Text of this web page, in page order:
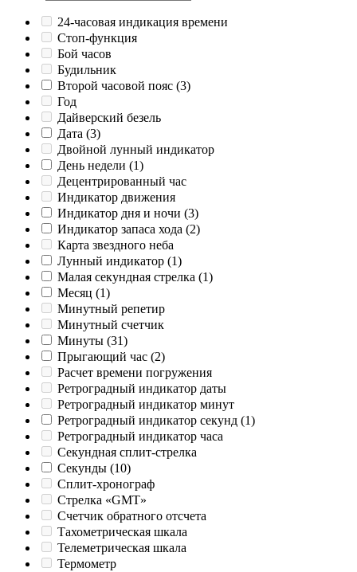
24-часовая индикация времени
Cтоп-функция
Бой часов
Будильник
Второй часовой пояс (3)
Год
Дайверский безель
Дата (3)
Двойной лунный индикатор
День недели (1)
Децентрированный час
Индикатор движения
Индикатор дня и ночи (3)
Индикатор запаса хода (2)
Карта звездного неба
Лунный индикатор (1)
Малая секундная стрелка (1)
Месяц (1)
Минутный репетир
Минутный счетчик
Минуты (31)
Прыгающий час (2)
Расчет времени погружения
Ретроградный индикатор даты
Ретроградный индикатор минут
Ретроградный индикатор секунд (1)
Ретроградный индикатор часа
Секундная сплит-стрелка
Секунды (10)
Сплит-хронограф
Стрелка «GMT»
Счетчик обратного отсчета
Тахометрическая шкала
Телеметрическая шкала
Термометр